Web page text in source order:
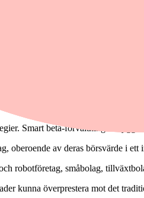
Smart beta-förvaltningen
oberoende av deras börsvärde i
robotföretag, småbolag,
kunna överprestera mot det